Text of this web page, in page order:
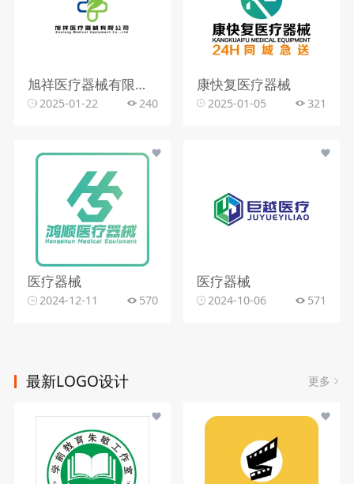
旭祥医疗器械有限公司
2025-01-22 240
康快复医疗器械
2025-01-05 321
医疗器械
2024-12-11 570
医疗器械
2024-10-06 571
最新LOGO设计 更多